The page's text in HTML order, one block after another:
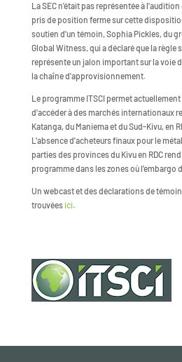
La SEC n'était pas représentée à
pris de position ferme sur cette
soutien d'un témoin, Sophia Pickles, du
Global Witness, qui a déclaré que la règle
représente un jalon important sur la voie
la chaîne d'approvisionnement.
Le programme ITSCI permet
d'accéder à des marchés internationaux
Katanga, du Maniema et du Sud-Kivu, en
L'absence d'acheteurs finaux pour le
parties des provinces du Kivu en RDC
programme dans les zones où l'embargo
Un webcast et des déclarations de
trouvées ici.